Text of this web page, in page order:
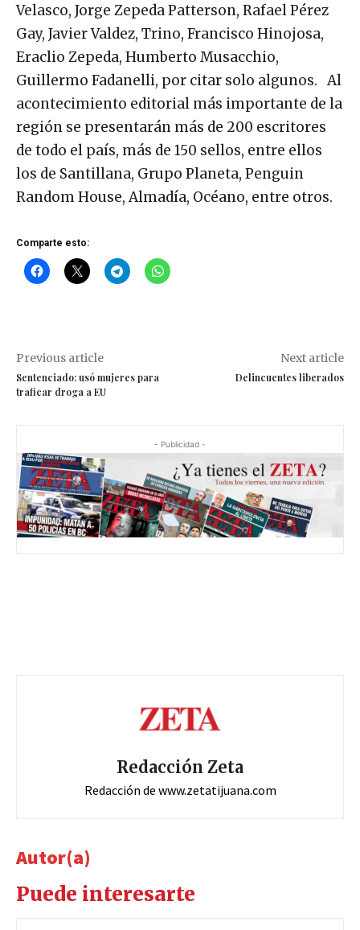
Velasco, Jorge Zepeda Patterson, Rafael Pérez
Gay, Javier Valdez, Trino, Francisco Hinojosa,
Eraclio Zepeda, Humberto Musacchio,
Guillermo Fadanelli, por citar solo algunos. Al
acontecimiento editorial más importante de la
región se presentarán más de 200 escritores
de todo el país, más de 150 sellos, entre ellos
los de Santillana, Grupo Planeta, Penguin
Random House, Almadía, Océano, entre otros.
Comparte esto:
Previous article
Sentenciado: usó mujeres para
traficar droga a EU
Next article
Delincuentes liberados
- Publicidad -
Redacción Zeta
Redacción de www.zetatijuana.com
Autor(a)
Puede interesarte